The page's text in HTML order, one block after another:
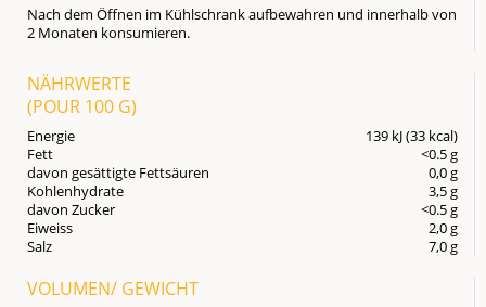
Nach dem Öffnen im Kühlschrank aufbewahren und innerhalb von
2 Monaten konsumieren.
NÄHRWERTE
(POUR 100 G)
Energie
139 kJ (33 kcal)
Fett
<0.5 g
davon gesättigte Fettsäuren
0,0 g
Kohlenhydrate
3,5 g
davon Zucker
<0.5 g
Eiweiss
2,0 g
Salz
7,0 g
VOLUMEN/ GEWICHT